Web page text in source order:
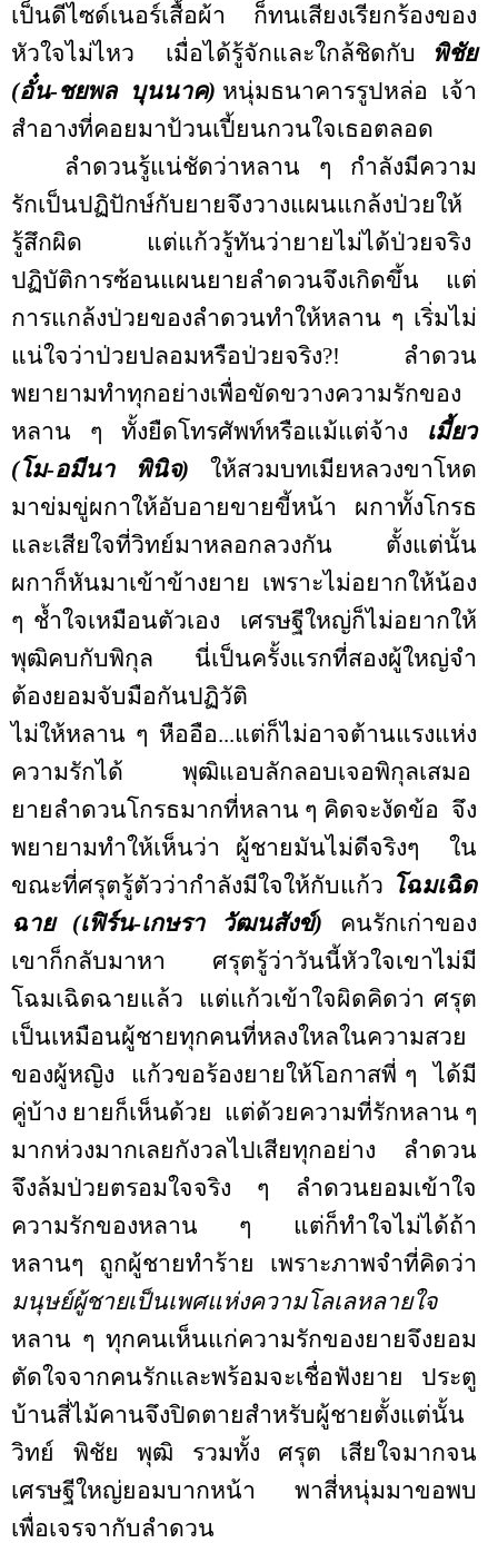
เป็นดีไซด์เนอร์เสื้อผ้า
ก็ทนเสียงเรียกร้องของ
หัวใจไม่ไหว
เมื่อได้รู้จักและใกล้ชิดกับ
พิชัย
(อั๋น-ชยพล
บุนนาค) หนุ่มธนาคารรูปหล่อ
เจ้า
สำอางที่คอยมาป้วนเปี้ยนกวนใจเธอตลอด
ลำดวนรู้แน่ชัดว่าหลาน ๆ กำลังมีความ
รักเป็นปฏิปักษ์กับยายจึงวางแผนแกล้งป่วยให้
รู้สึกผิด
แต่แก้วรู้ทันว่ายายไม่ได้ป่วยจริง
ปฏิบัติการซ้อนแผนยายลำดวนจึงเกิดขึ้น
แต่
การแกล้งป่วยของลำดวนทำให้หลาน ๆ เริ่มไม่
แน่ใจว่าป่วยปลอมหรือป่วยจริง?!
ลำดวน
พยายามทำทุกอย่างเพื่อขัดขวางความรักของ
หลาน ๆ ทั้งยืดโทรศัพท์หรือแม้แต่จ้าง เมี้ยว
(โม-อมีนา
พินิจ)
ให้สวมบทเมียหลวงขาโหด
มาข่มขู่ผกาให้อับอายขายขี้หน้า
ผกาทั้งโกรธ
และเสียใจที่วิทย์มาหลอกลวงกัน
ตั้งแต่นั้น
ผกาก็หันมาเข้าข้างยาย เพราะไม่อยากให้น้อง
ๆ ช้ำใจเหมือนตัวเอง
เศรษฐีใหญ่ก็ไม่อยากให้
พุฒิคบกับพิกุล
นี่เป็นครั้งแรกที่สองผู้ใหญ่จำ
ต้องยอมจับมือกันปฏิวัติ
ไม่ให้หลาน ๆ หืออือ...แต่ก็ไม่อาจต้านแรงแห่ง
ความรักได้
พุฒิแอบลักลอบเจอพิกุลเสมอ
ยายลำดวนโกรธมากที่หลาน ๆ คิดจะงัดข้อ จึง
พยายามทำให้เห็นว่า ผู้ชายมันไม่ดีจริงๆ
ใน
ขณะที่ศรุตรู้ตัวว่ากำลังมีใจให้กับแก้ว โฉมเฉิด
ฉาย (เฟิร์น-เกษรา วัฒนสังข์) คนรักเก่าของ
เขาก็กลับมาหา
ศรุตรู้ว่าวันนี้หัวใจเขาไม่มี
โฉมเฉิดฉายแล้ว
แต่แก้วเข้าใจผิดคิดว่า ศรุต
เป็นเหมือนผู้ชายทุกคนที่หลงใหลในความสวย
ของผู้หญิง
แก้วขอร้องยายให้โอกาสพี่ ๆ
ได้มี
คู่บ้าง ยายก็เห็นด้วย
แต่ด้วยความที่รักหลาน ๆ
มากห่วงมากเลยกังวลไปเสียทุกอย่าง
ลำดวน
จึงล้มป่วยตรอมใจจริง ๆ ลำดวนยอมเข้าใจ
ความรักของหลาน ๆ แต่ก็ทำใจไม่ได้ถ้า
หลานๆ ถูกผู้ชายทำร้าย เพราะภาพจำที่คิดว่า
มนุษย์ผู้ชายเป็นเพศแห่งความโลเลหลายใจ
หลาน ๆ ทุกคนเห็นแก่ความรักของยายจึงยอม
ตัดใจจากคนรักและพร้อมจะเชื่อฟังยาย ประตู
บ้านสี่ไม้คานจึงปิดตายสำหรับผู้ชายตั้งแต่นั้น
วิทย์ พิชัย พุฒิ รวมทั้ง ศรุต เสียใจมากจน
เศรษฐีใหญ่ยอมบากหน้า
พาสี่หนุ่มมาขอพบ
เพื่อเจรจากับลำดวน